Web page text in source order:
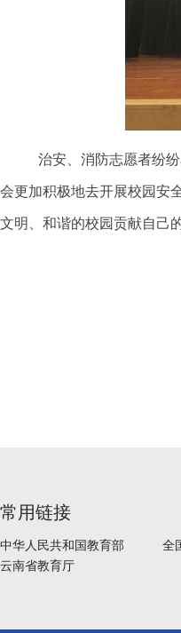
治安、消防志愿者纷
会更加积极地去开展校园安
文明、和谐的校园贡献自己
常用链接
中华人民共和国教育部 全
云南省教育厅